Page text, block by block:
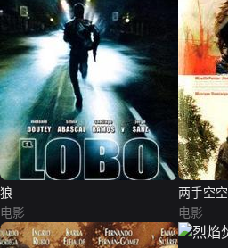
狼
电影
两手空空
电影